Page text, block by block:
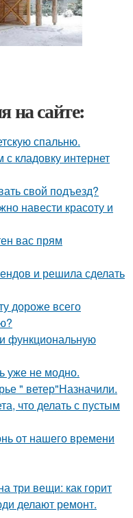
на сайте:
спальню.
кладовку интернет
свой подъезд?
навести красоту и
вас прям
и решила сделать
дороже всего
функциональную
уже не модно.
" ветер"Назначили.
что делать с пустым
от нашего времени
три вещи: как горит
делают ремонт.